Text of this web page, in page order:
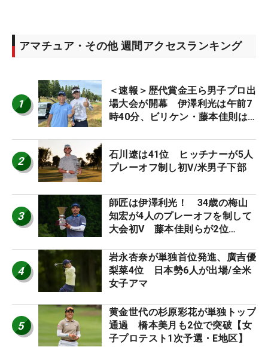
アマチュア・その他 週間アクセスランキング
1
＜速報＞歴代賞金王ら男子プロ出
場大会が開幕 伊澤利光は午前7
時40分、ビリケン・藤本佳則は
STAGE JOYX OPEN】
2
石川遼は41位 ヒッチナーが5人
プレーオフ制し初V/米男子下部
3
師匠は伊澤利光！ 34歳の梅山
知宏が4人のプレーオフを制して
大会初V 藤本佳則らが2位
4
岩永杏奈が単独首位発進、廣吉優
梨菜4位 日本勢6人が出場/全米
女子アマ
5
黄金世代の杉原彩花が単独トップ
通過 橋本美月も2位で突破【女
子プロテスト1次予選・E地区】